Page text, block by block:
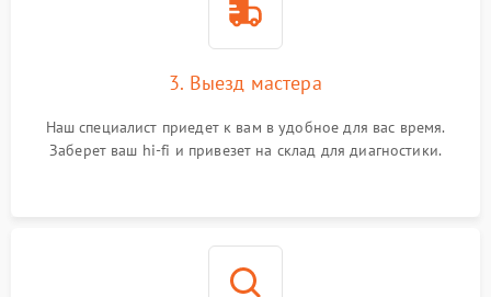
3. Выезд мастера
Наш специалист приедет к вам в удобное для вас время.
Заберет ваш hi-fi и привезет на склад для диагностики.